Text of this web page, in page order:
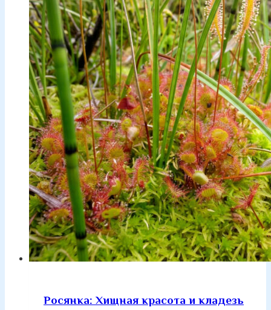
Росянка: Хищная красота и кладезь